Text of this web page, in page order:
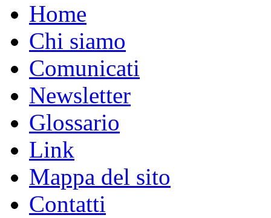
Home
Chi siamo
Comunicati
Newsletter
Glossario
Link
Mappa del sito
Contatti